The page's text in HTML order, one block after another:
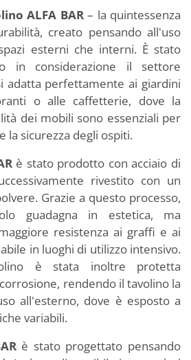
ALFA BAR– la quintessenza
creato pensando all'uso
esterni che interni. È stato
in considerazione il settore
adatta perfettamente ai giardini
o alle caffetterie, dove la
dei mobili sono essenziali per
la sicurezza degli ospiti.
è stato prodotto con acciaio di
rivestito con un
Grazie a questo processo,
guadagna in estetica, ma
resistenza ai graffi e ai
in luoghi di utilizzo intensivo.
è stata inoltre protetta
rendendo il tavolino la
all'esterno, dove è esposto a
variabili.
è stato progettato pensando